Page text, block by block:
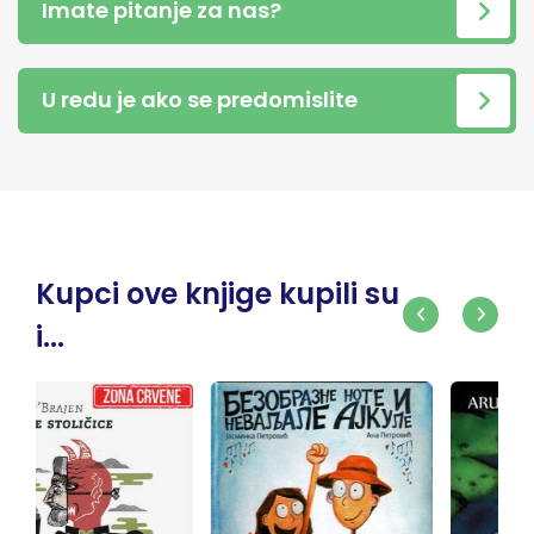
Imate pitanje za nas?
U redu je ako se predomislite
Kupci ove knjige kupili su
i...